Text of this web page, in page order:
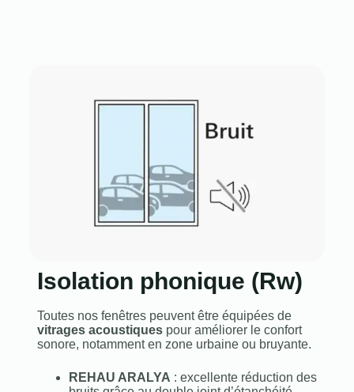
Isolation phonique (Rw)
Toutes nos fenêtres peuvent être équipées de
vitrages acoustiquespour améliorer le confort
sonore, notamment en zone urbaine ou bruyante.
REHAU ARALYA : excellente réduction des